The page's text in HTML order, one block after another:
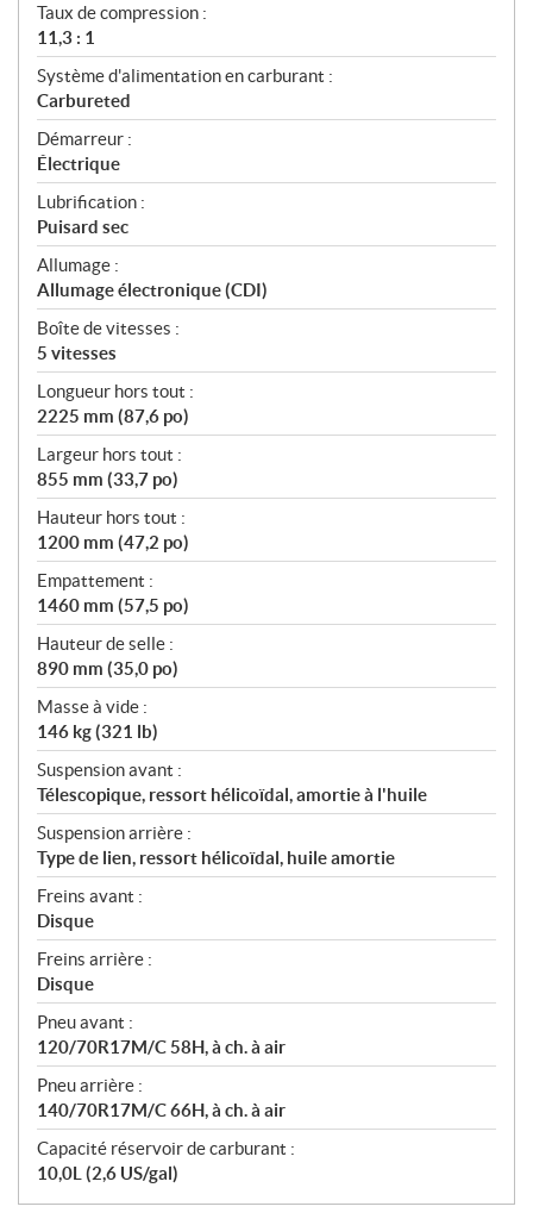
Taux de compression :
11,3 : 1
Système d'alimentation en carburant :
Carbureted
Démarreur :
Électrique
Lubrification :
Puisard sec
Allumage :
Allumage électronique (CDI)
Boîte de vitesses :
5 vitesses
Longueur hors tout :
2225 mm (87,6 po)
Largeur hors tout :
855 mm (33,7 po)
Hauteur hors tout :
1200 mm (47,2 po)
Empattement :
1460 mm (57,5 po)
Hauteur de selle :
890 mm (35,0 po)
Masse à vide :
146 kg (321 lb)
Suspension avant :
Télescopique, ressort hélicoïdal, amortie à l'huile
Suspension arrière :
Type de lien, ressort hélicoïdal, huile amortie
Freins avant :
Disque
Freins arrière :
Disque
Pneu avant :
120/70R17M/C 58H, à ch. à air
Pneu arrière :
140/70R17M/C 66H, à ch. à air
Capacité réservoir de carburant :
10,0L (2,6 US/gal)